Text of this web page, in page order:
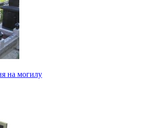
на могилу